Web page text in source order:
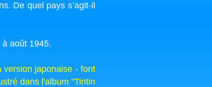
De quel pays s’agit-il
août 1945.
version japonaise - font
dans l'album "Tintin